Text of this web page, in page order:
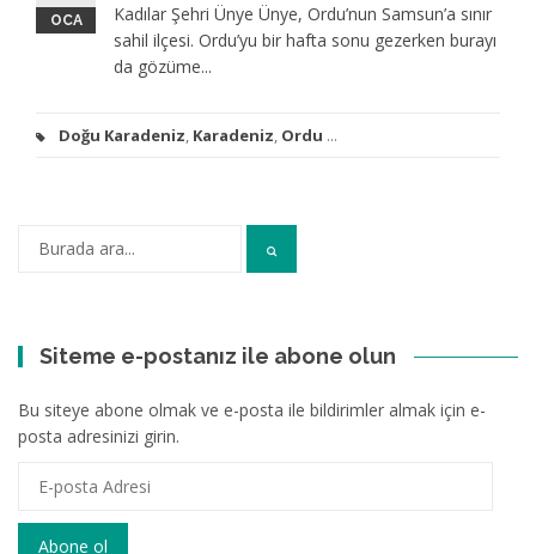
OCA
Kadılar Şehri Ünye Ünye, Ordu’nun Samsun’a sınır
sahil ilçesi. Ordu’yu bir hafta sonu gezerken burayı
da gözüme...
Doğu Karadeniz, Karadeniz, Ordu ...
Siteme e-postanız ile abone olun
Bu siteye abone olmak ve e-posta ile bildirimler almak için e-
posta adresinizi girin.
posta
Adresi
Abone ol